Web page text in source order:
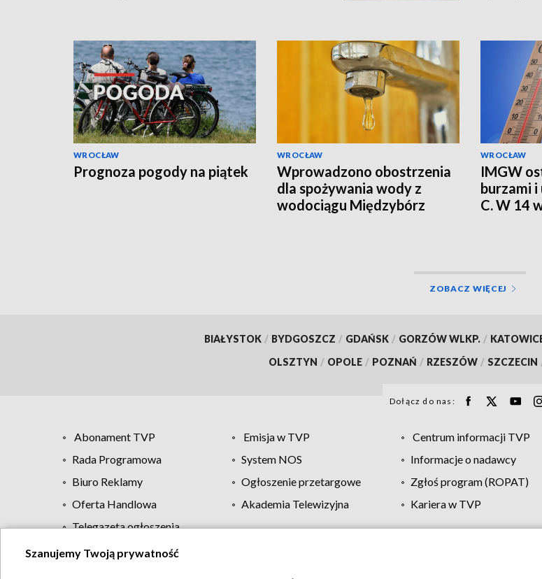
WROCŁAW
Prognoza pogody na piątek
WROCŁAW
Wprowadzono obostrzenia
dla spożywania wody z
wodociągu Międzybórz
WROCŁAW
IMGW
burzami i
C. W 14
ZOBACZ WIĘCEJ
BIAŁYSTOK / BYDGOSZCZ / GDAŃSK / GORZÓW WLKP. /
OLSZTYN / OPOLE / POZNAŃ / RZESZÓW / SZCZECIN
Dołącz do nas:
Abonament TVP Emisja w TVP Centrum informacji TVP
Rada Programowa
System NOS Informacje o nadawcy
Biuro Reklamy
Ogłoszenie przetargowe Zgłoś program (ROPAT)
Oferta Handlowa
Akademia Telewizyjna Kariera w TVP
Telegazeta ogłoszenia
Szanujemy Twoją prywatność